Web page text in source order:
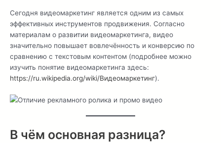
Сегодня видеомаркетинг является одним из самых
эффективных инструментов продвижения. Согласно
материалам о развитии видеомаркетинга, видео
значительно повышает вовлечённость и конверсию по
сравнению с текстовым контентом (подробнее можно
изучить понятие видеомаркетинга здесь:
https://ru.wikipedia.org/wiki/Видеомаркетинг).
В чём основная разница?